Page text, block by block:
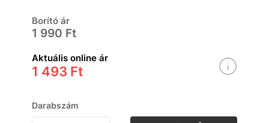
Borító ár
1 990 Ft
Aktuális online ár
1 493 Ft
Darabszám